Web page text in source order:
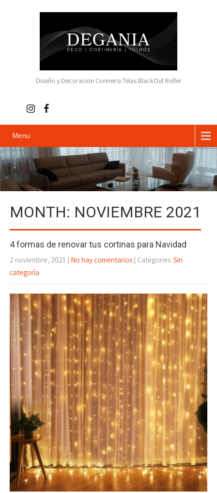
Diseño y Decoracion Corineria Telas BlackOut Roller
Menu
MONTH: NOVIEMBRE 2021
4 formas de renovar tus cortinas para Navidad
2 noviembre, 2021 No hay comentarios | Categories: Sin
categoría